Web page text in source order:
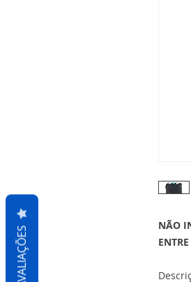
NÃO
AVALIAÇÕES